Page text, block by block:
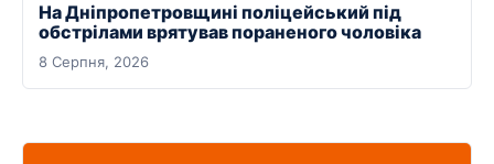
На Дніпропетровщині поліцейський під
обстрілами врятував пораненого чоловіка
8 Серпня, 2026